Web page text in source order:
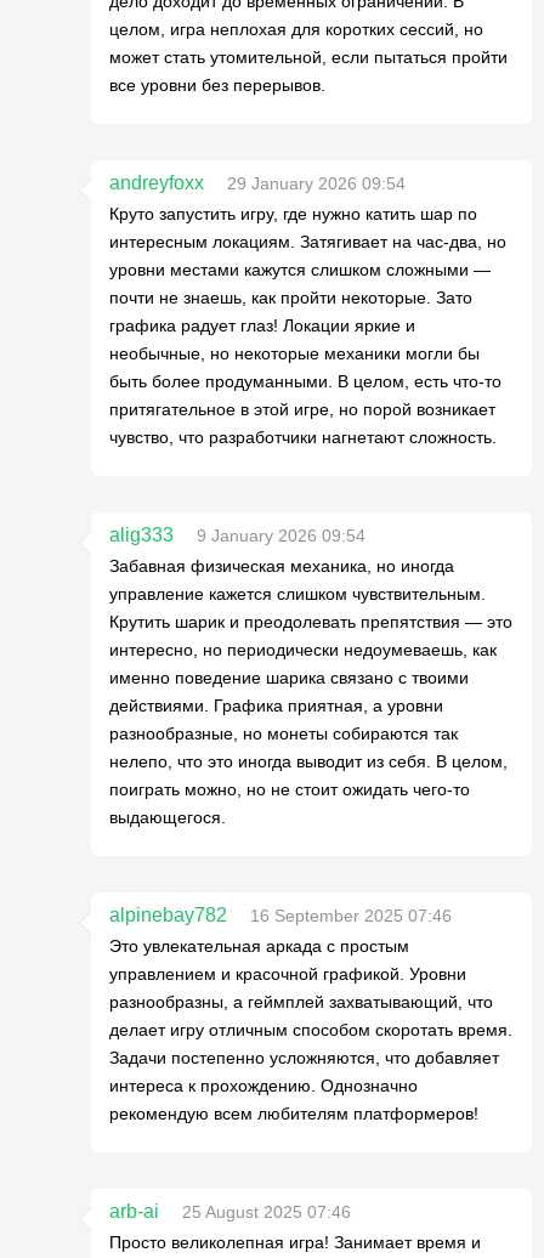
целом, игра неплохая для коротких сессий, но
может стать утомительной, если пытаться пройти
все уровни без перерывов.
andreyfoxx
29 January 2026 09:54
Круто запустить игру, где нужно катить шар по
интересным локациям. Затягивает на час-два, но
уровни местами кажутся слишком сложными —
почти не знаешь, как пройти некоторые. Зато
графика радует глаз! Локации яркие и
необычные, но некоторые механики могли бы
быть более продуманными. В целом, есть что-то
притягательное в этой игре, но порой возникает
чувство, что разработчики нагнетают сложность.
alig333
9 January 2026 09:54
Забавная физическая механика, но иногда
управление кажется слишком чувствительным.
Крутить шарик и преодолевать препятствия — это
интересно, но периодически недоумеваешь, как
именно поведение шарика связано с твоими
действиями. Графика приятная, а уровни
разнообразные, но монеты собираются так
нелепо, что это иногда выводит из себя. В целом,
поиграть можно, но не стоит ожидать чего-то
выдающегося.
alpinebay782
16 September 2025 07:46
Это увлекательная аркада с простым
управлением и красочной графикой. Уровни
разнообразны, а геймплей захватывающий, что
делает игру отличным способом скоротать время.
Задачи постепенно усложняются, что добавляет
интереса к прохождению. Однозначно
рекомендую всем любителям платформеров!
arb-ai
25 August 2025 07:46
Просто великолепная игра! Занимает время и